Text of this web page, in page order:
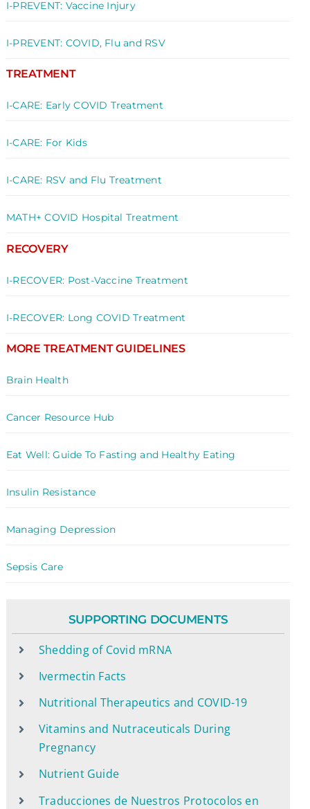
I-PREVENT: Vaccine Injury
I-PREVENT: COVID, Flu and RSV
TREATMENT
I-CARE: Early COVID Treatment
I-CARE: For Kids
I-CARE: RSV and Flu Treatment
MATH+ COVID Hospital Treatment
RECOVERY
I-RECOVER: Post-Vaccine Treatment
I-RECOVER: Long COVID Treatment
MORE TREATMENT GUIDELINES
Brain Health
Cancer Resource Hub
Eat Well: Guide To Fasting and Healthy Eating
Insulin Resistance
Managing Depression
Sepsis Care
SUPPORTING DOCUMENTS
Shedding of Covid mRNA
Ivermectin Facts
Nutritional Therapeutics and COVID-19
Vitamins and Nutraceuticals During
Pregnancy
Nutrient Guide
Traducciones de Nuestros Protocolos en